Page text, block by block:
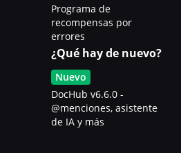
Programa de
recompensas por
errores
¿Qué hay de nuevo?
Nuevo
DocHub v6.6.0 -
@menciones, asistente
de IA y más